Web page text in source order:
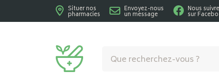
Situer nos
pharmacies
Envoyez-nous
un message
Nous suivre
sur